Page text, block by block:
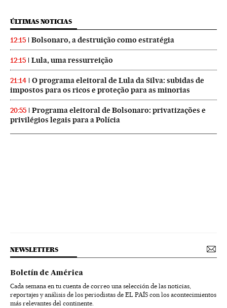
ÚLTIMAS NOTICIAS
12:15 Bolsonaro, a destruição como estratégia
12:15 Lula, uma ressurreição
21:14
O programa eleitoral de Lula da Silva: subidas de
impostos para os ricos e proteção para as minorias
20:55
Programa eleitoral de Bolsonaro: privatizações e
privilégios legais para a Polícia
NEWSLETTERS
Boletín de América
Cada semana en tu cuenta de correo una selección de las noticias,
reportajes y análisis de los periodistas de EL PAÍS con los acontecimientos
más relevantes del continente.